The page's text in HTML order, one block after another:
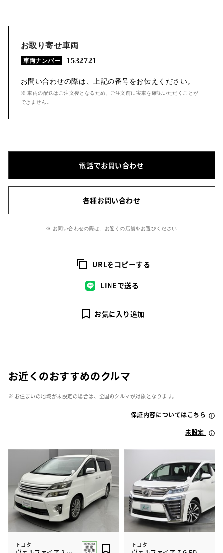
お取り寄せ車両
車両ナンバー 1532721
お問い合わせの際は、上記の番号をお伝えください。
※ 車両の配送はご注文後となるため、ご注文前に実車を確認いただくことが
できません。
電話でお問い合わせ
各種お問い合わせ
※ お問い合わせの際は、お近くの店舗をお選びください
URLをコピーする
LINEで送る
お気に入り追加
お近くのおすすめのクルマ
※ お住まいの地域が未設定の場合は、全国のクルマが対象となります。
保証内容についてはこちら
未設定
トヨタ トヨタ